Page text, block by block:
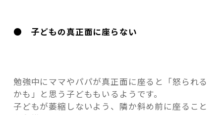
● 子どもの真正面に座らない
勉強中にママやパパが真正面に座ると「怒られる
かも」と思う子どももいるようです。
子どもが萎縮しないよう、隣か斜め前に座ること